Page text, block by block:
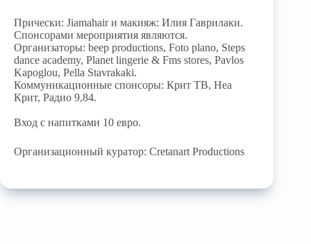
Прически: Jiamahair и макияж: Илия Гаврилаки.
Спонсорами мероприятия являются.
Организаторы: beep productions, Foto plano, Steps
dance academy, Planet lingerie & Fms stores, Pavlos
Kapoglou, Pella Stavrakaki.
Коммуникационные спонсоры: Крит ТВ, Неа
Крит, Радио 9,84.
Вход с напитками 10 евро.
Организационный куратор: Cretanart Productions